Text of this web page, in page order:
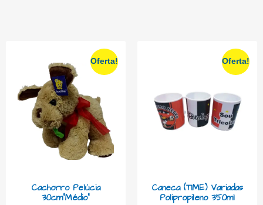
Oferta!
Cachorro Pelúcia
30cm”Médio”
Oferta!
Caneca (TIME) Variadas
Polipropileno 350ml